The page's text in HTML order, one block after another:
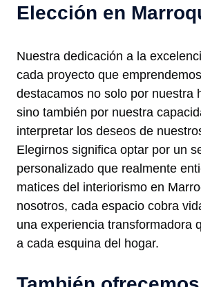
Elección en
Nuestra dedicación a la
cada proyecto que
destacamos no solo por nuestra
sino también por nuestra
interpretar los deseos de
Elegirnos significa optar por un
personalizado que realmente
matices del interiorismo en
nosotros, cada espacio cobra
una experiencia transformadora
a cada esquina del hogar.